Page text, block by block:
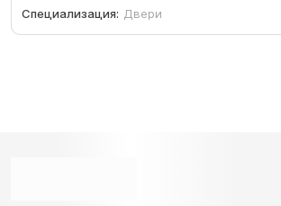
Специализация: Двери